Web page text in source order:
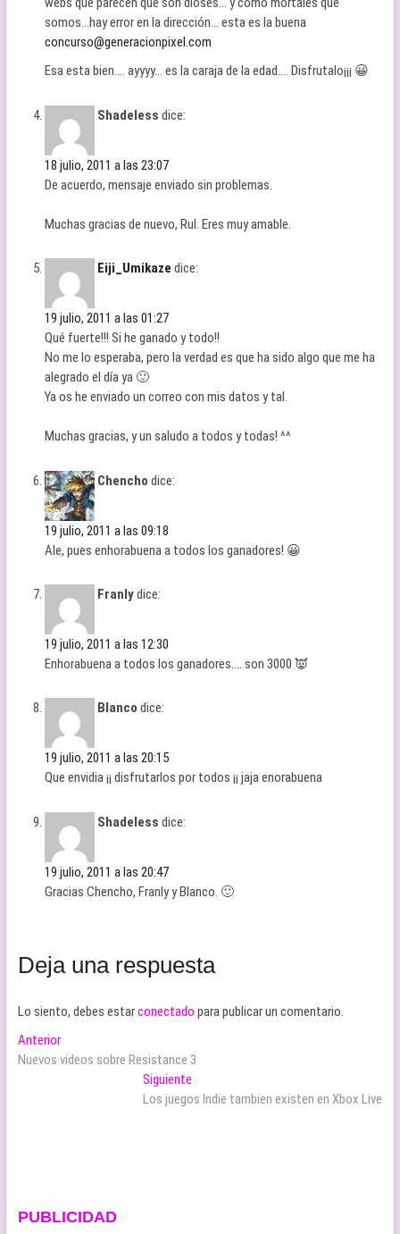
somos…hay error en la dirección… esta es la buena
concurso@generacionpixel.com
Esa esta bien…. ayyyy… es la caraja de la edad…. Disfrutalo¡¡¡ 😀
Shadeless dice:
18 julio, 2011 a las 23:07
De acuerdo, mensaje enviado sin problemas.
Muchas gracias de nuevo, Rul. Eres muy amable.
Eiji_Umikaze dice:
19 julio, 2011 a las 01:27
Qué fuerte!!! Si he ganado y todo!!
No me lo esperaba, pero la verdad es que ha sido algo que me ha
alegrado el día ya 🙂
Ya os he enviado un correo con mis datos y tal.
Muchas gracias, y un saludo a todos y todas! ^^
Chencho dice:
19 julio, 2011 a las 09:18
Ale, pues enhorabuena a todos los ganadores! 😀
Franlydice:
19 julio, 2011 a las 12:30
Enhorabuena a todos los ganadores…. son 3000 👿
Blanco dice:
19 julio, 2011 a las 20:15
Que envidia ¡¡ disfrutarlos por todos ¡¡ jaja enorabuena
Shadeless dice:
19 julio, 2011 a las 20:47
Gracias Chencho, Franly y Blanco. 🙂
Deja una respuesta
Lo siento, debes estarconectado para publicar un comentario.
Navegación
de
AnteriorEntrada
anterior:
Nuevos videos sobre Resistance 3
Siguiente
siguiente:
Los juegos Indie tambien existen en Xbox Live
PUBLICIDAD